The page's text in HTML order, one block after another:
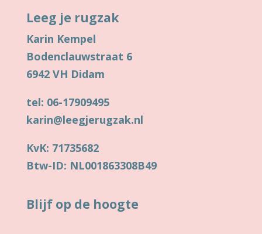
Leeg je rugzak
Karin Kempel
Bodenclauwstraat 6
6942 VH Didam
tel: 06-17909495
karin@leegjerugzak.nl
KvK: 71735682
Btw-ID: NL001863308B49
Blijf op de hoogte